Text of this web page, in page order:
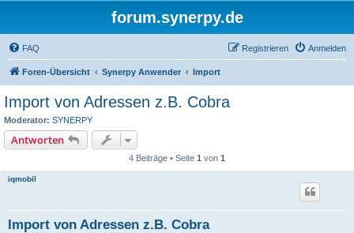
forum.synerpy.de
FAQ Anmelden
Registrieren
Foren-Übersicht Synerpy Anwender Import
Import von Adressen z.B. Cobra
Moderator: SYNERPY
Antworten
4 Beiträge • Seite 1 von 1
iqmobil
Import von Adressen z.B. Cobra